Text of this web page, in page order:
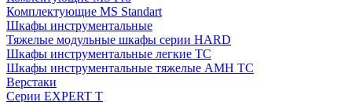
Комплектующие MS Standart
Шкафы инструментальные
Тяжелые модульные шкафы серии HARD
Шкафы инструментальные легкие ТС
Шкафы инструментальные тяжелые AMH TC
Верстаки
Серии EXPERT T